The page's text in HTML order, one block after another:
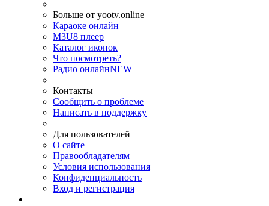
Больше от yootv.online
Караоке онлайн
M3U8 плеер
Каталог иконок
Что посмотреть?
Радио онлайнNEW
Контакты
Сообщить о проблеме
Написать в поддержку
Для пользователей
О сайте
Правообладателям
Условия использования
Конфиденциальность
Вход и регистрация